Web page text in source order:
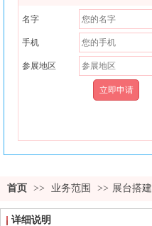
名字
手机
参展地区
首页 >> 业务范围 >> 展台搭建
详细说明